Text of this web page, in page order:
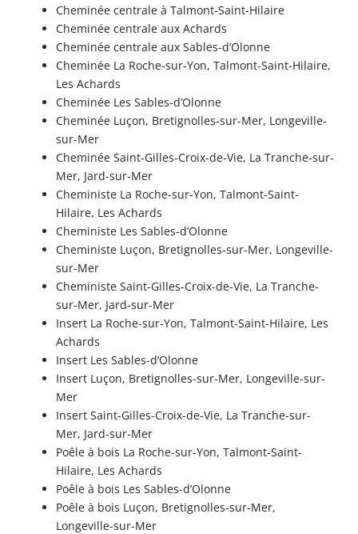
Cheminée centrale à Talmont-Saint-Hilaire
Cheminée centrale aux Achards
Cheminée centrale aux Sables-d’Olonne
Cheminée La Roche-sur-Yon, Talmont-Saint-Hilaire,
Les Achards
Cheminée Les Sables-d’Olonne
Cheminée Luçon, Bretignolles-sur-Mer, Longeville-
sur-Mer
Cheminée Saint-Gilles-Croix-de-Vie, La Tranche-sur-
Mer, Jard-sur-Mer
Cheministe La Roche-sur-Yon, Talmont-Saint-
Hilaire, Les Achards
Cheministe Les Sables-d’Olonne
Cheministe Luçon, Bretignolles-sur-Mer, Longeville-
sur-Mer
Cheministe Saint-Gilles-Croix-de-Vie, La Tranche-
sur-Mer, Jard-sur-Mer
Insert La Roche-sur-Yon, Talmont-Saint-Hilaire, Les
Achards
Insert Les Sables-d’Olonne
Insert Luçon, Bretignolles-sur-Mer, Longeville-sur-
Mer
Insert Saint-Gilles-Croix-de-Vie, La Tranche-sur-
Mer, Jard-sur-Mer
Poêle à bois La Roche-sur-Yon, Talmont-Saint-
Hilaire, Les Achards
Poêle à bois Les Sables-d’Olonne
Poêle à bois Luçon, Bretignolles-sur-Mer,
Longeville-sur-Mer